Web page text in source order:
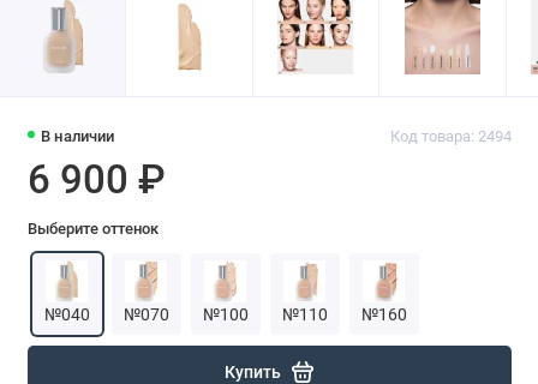
В наличии Код товара: 2494
6 900 ₽
Выберите оттенок
№040 №070 №100 №110 №160
Купить